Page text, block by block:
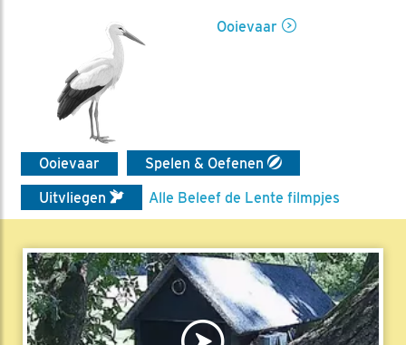
Ooievaar
Ooievaar
Spelen & Oefenen
Uitvliegen
Alle Beleef de Lente filmpjes